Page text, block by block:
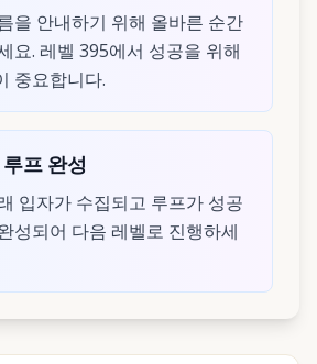
을 안내하기 위해 올바른 순간
요. 레벨 395에서 성공을 위해
중요합니다.
루프 완성
입자가 수집되고 루프가 성공
성되어 다음 레벨로 진행하세